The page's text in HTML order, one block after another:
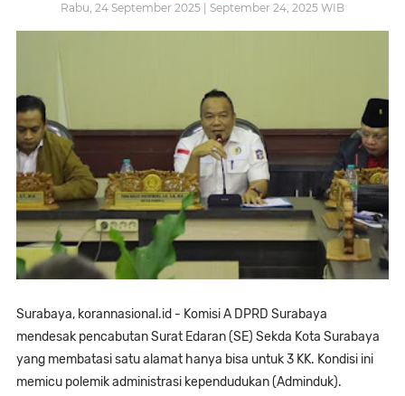
Rabu, 24 September 2025 | September 24, 2025 WIB
Surabaya, korannasional.id - Komisi A DPRD Surabaya
mendesak pencabutan Surat Edaran (SE) Sekda Kota Surabaya
yang membatasi satu alamat hanya bisa untuk 3 KK. Kondisi ini
memicu polemik administrasi kependudukan (Adminduk).